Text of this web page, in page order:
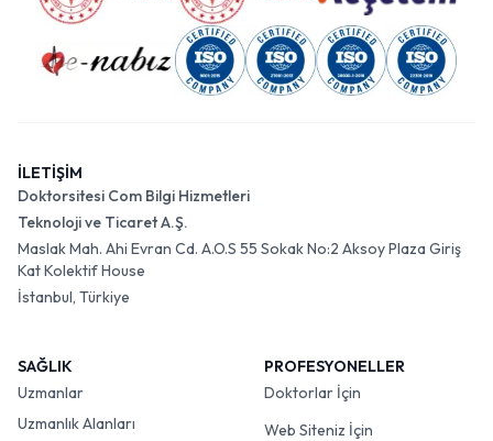
İLETİŞİM
Doktorsitesi Com Bilgi Hizmetleri
Teknoloji ve Ticaret A.Ş.
Maslak Mah. Ahi Evran Cd. A.O.S 55 Sokak No:2 Aksoy Plaza Giriş
Kat Kolektif House
İstanbul, Türkiye
SAĞLIK
Uzmanlar
Uzmanlık Alanları
PROFESYONELLER
Doktorlar İçin
Web Siteniz İçin